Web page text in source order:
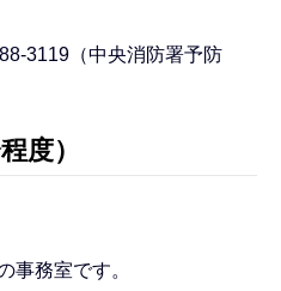
3119（中央消防署予防
度）
務室です。